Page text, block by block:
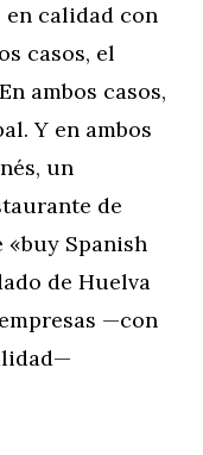
calidad con
casos, el
ambos casos,
Y en ambos
un
de
«buy Spanish
de Huelva
—con